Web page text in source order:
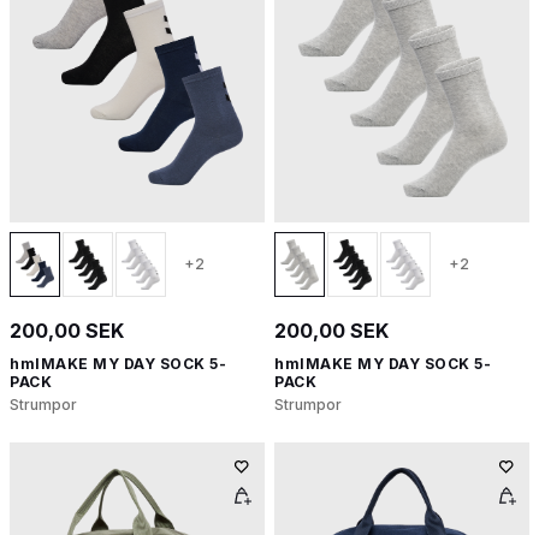
+2
200,00 SEK
hmlMAKE MY DAY SOCK 5-
PACK
Strumpor
+2
200,00 SEK
hmlMAKE MY DAY SOCK 5-
PACK
Strumpor